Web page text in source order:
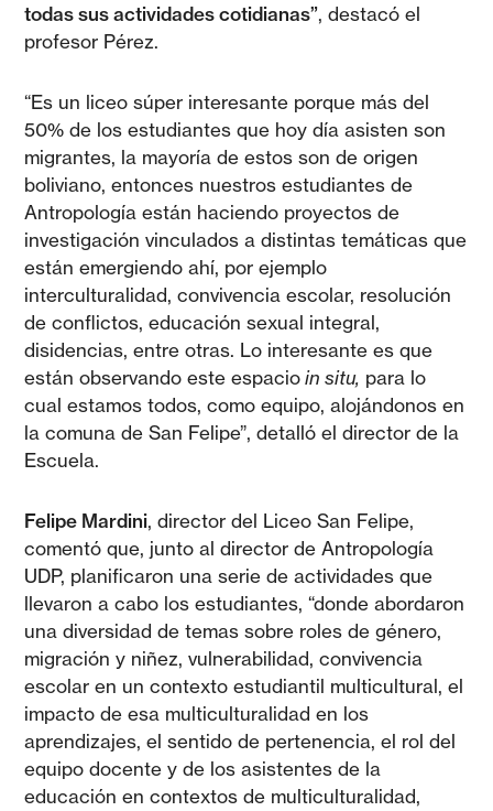
todas sus actividades cotidianas”, destacó el
profesor Pérez.
“Es un liceo súper interesante porque más del
50% de los estudiantes que hoy día asisten son
migrantes, la mayoría de estos son de origen
boliviano, entonces nuestros estudiantes de
Antropología están haciendo proyectos de
investigación vinculados a distintas temáticas que
están emergiendo ahí, por ejemplo
interculturalidad, convivencia escolar, resolución
de conflictos, educación sexual integral,
disidencias, entre otras. Lo interesante es que
están observando este espacioin situ, para lo
cual estamos todos, como equipo, alojándonos en
la comuna de San Felipe”, detalló el director de la
Escuela.
Felipe Mardini, director del Liceo San Felipe,
comentó que, junto al director de Antropología
UDP, planificaron una serie de actividades que
llevaron a cabo los estudiantes, “donde abordaron
una diversidad de temas sobre roles de género,
migración y niñez, vulnerabilidad, convivencia
escolar en un contexto estudiantil multicultural, el
impacto de esa multiculturalidad en los
aprendizajes, el sentido de pertenencia, el rol del
equipo docente y de los asistentes de la
educación en contextos de multiculturalidad,